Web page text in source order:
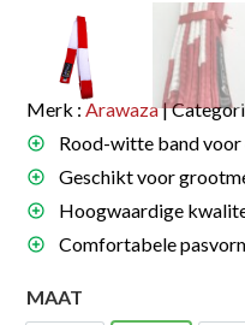
Merk : Arawaza|
Rood-witte band
Geschikt voor
Hoogwaardige
Comfortabele
MAAT